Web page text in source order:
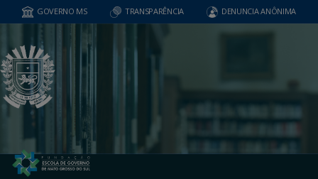
GOVERNO MS TRANSPARÊNCIA DENUNCIA ANÔNIMA